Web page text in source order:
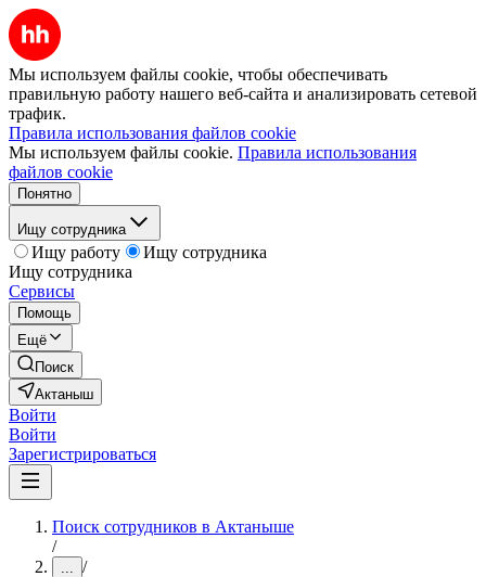
Мы используем файлы cookie, чтобы обеспечивать
правильную работу нашего веб-сайта и анализировать сетевой
трафик.
Правила использования файлов cookie
Мы используем файлы cookie. Правила использования
файлов cookie
Понятно
Ищу сотрудника
Ищу работу
Ищу сотрудника
Ищу сотрудника
Сервисы
Помощь
Ещё
Поиск
Актаныш
Войти
Войти
Зарегистрироваться
Поиск сотрудников в Актаныше
/
... /